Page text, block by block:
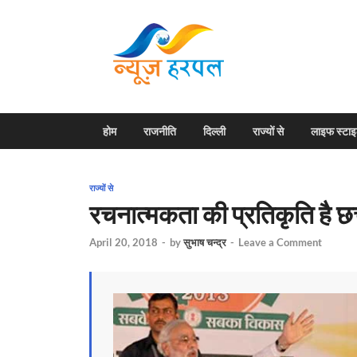
होम राजनीति दिल्ली राज्यों से लाइफ
राज्यों से
रचनात्मकता की प्रतिकृति है
April 20, 2018 - byसुभाष चन्द्र - Leave a Comment